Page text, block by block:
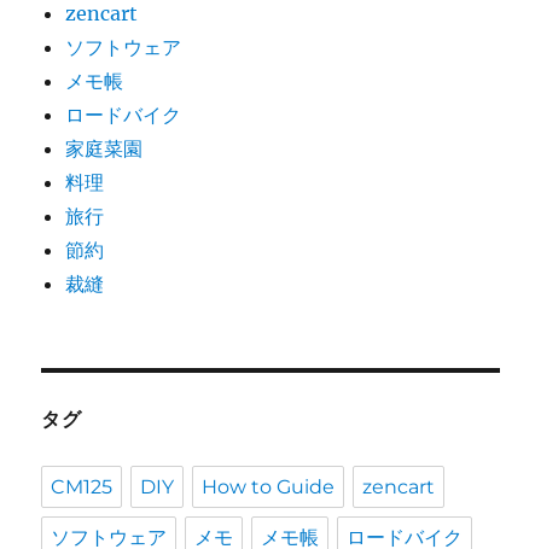
zencart
ソフトウェア
メモ帳
ロードバイク
家庭菜園
料理
旅行
節約
裁縫
タグ
CM125 DIY How to Guide zencart
ソフトウェア メモ メモ帳 ロードバイク